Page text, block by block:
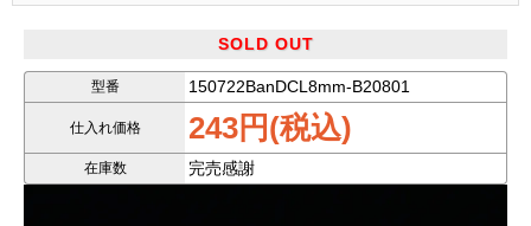
１０１匹わんちゃんのダルメシアンのような色合いのかわいい
ビーズです。
ダルメシアンジャスパーと言って、スポットの黒が入るのが特
徴の天然石です。
SOLD OUT
型番 150722BanDCL8mm-B20801
仕入れ価格 243円(税込)
在庫数 完売感謝